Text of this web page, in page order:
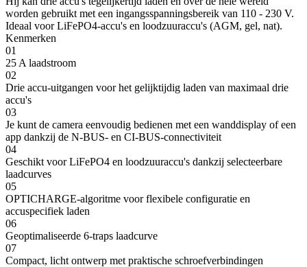
worden gebruikt met een ingangsspanningsbereik van 110 - 230 V.
Ideaal voor LiFePO4-accu's en loodzuuraccu's (AGM, gel, nat).
Kenmerken
01
25 A laadstroom
02
Drie accu-uitgangen voor het gelijktijdig laden van maximaal drie
accu's
03
Je kunt de camera eenvoudig bedienen met een wanddisplay of een
app dankzij de N-BUS- en CI-BUS-connectiviteit
04
Geschikt voor LiFePO4 en loodzuuraccu's dankzij selecteerbare
laadcurves
05
OPTICHARGE-algoritme voor flexibele configuratie en
accuspecifiek laden
06
Geoptimaliseerde 6-traps laadcurve
07
Compact, licht ontwerp met praktische schroefverbindingen